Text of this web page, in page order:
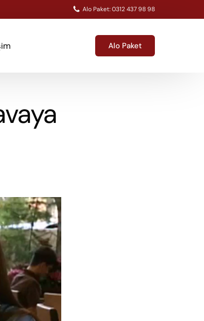
Alo Paket: 0312 437 98 98
Alo Paket